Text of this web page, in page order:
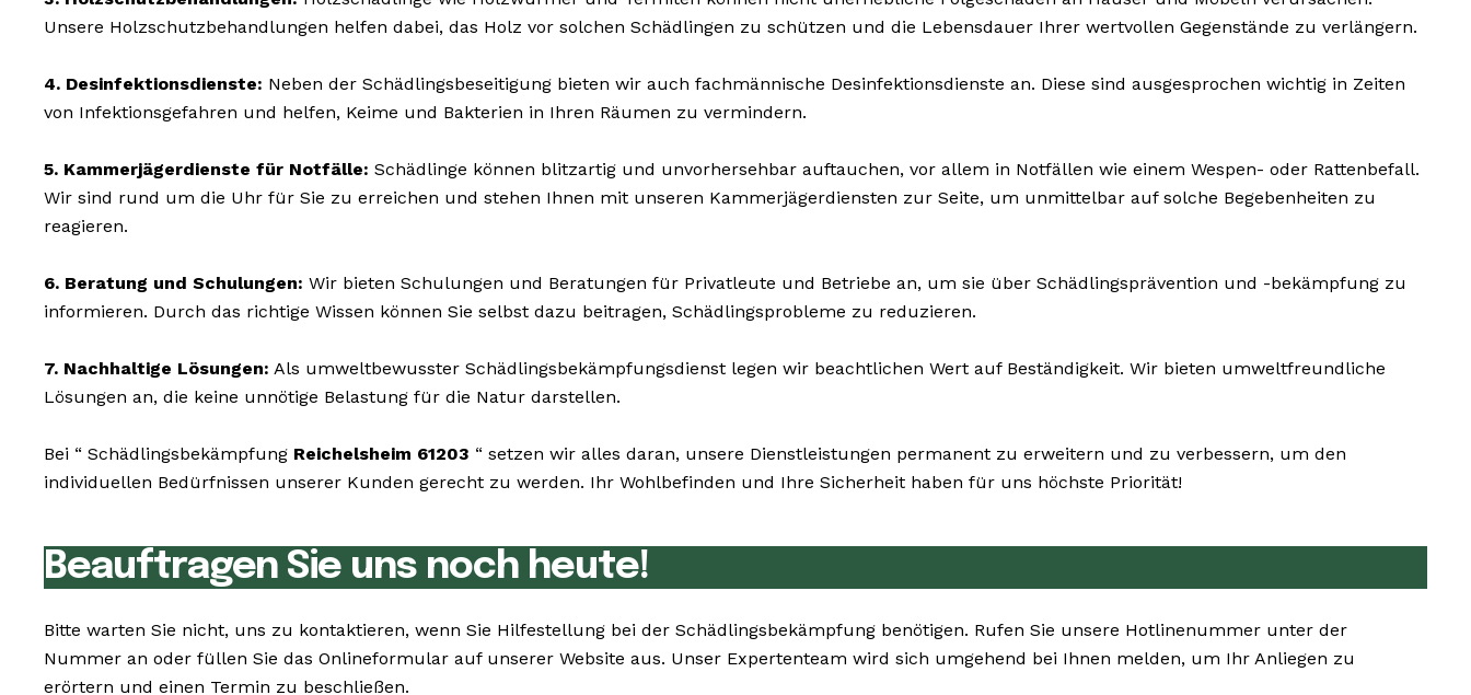
Unsere Holzschutzbehandlungen helfen dabei, das Holz vor solchen Schädlingen zu schützen und die Lebensdauer Ihrer wertvollen Gegenstände zu verlängern.
4. Desinfektionsdienste: Neben der Schädlingsbeseitigung bieten wir auch fachmännische Desinfektionsdienste an. Diese sind ausgesprochen wichtig in Zeiten
von Infektionsgefahren und helfen, Keime und Bakterien in Ihren Räumen zu vermindern.
5. Kammerjägerdienste für Notfälle: Schädlinge können blitzartig und unvorhersehbar auftauchen, vor allem in Notfällen wie einem Wespen- oder Rattenbefall.
Wir sind rund um die Uhr für Sie zu erreichen und stehen Ihnen mit unseren Kammerjägerdiensten zur Seite, um unmittelbar auf solche Begebenheiten zu
reagieren.
6. Beratung und Schulungen: Wir bieten Schulungen und Beratungen für Privatleute und Betriebe an, um sie über Schädlingsprävention und -bekämpfung zu
informieren. Durch das richtige Wissen können Sie selbst dazu beitragen, Schädlingsprobleme zu reduzieren.
7. Nachhaltige Lösungen: Als umweltbewusster Schädlingsbekämpfungsdienst legen wir beachtlichen Wert auf Beständigkeit. Wir bieten umweltfreundliche
Lösungen an, die keine unnötige Belastung für die Natur darstellen.
Bei “ Schädlingsbekämpfung Reichelsheim 61203 “ setzen wir alles daran, unsere Dienstleistungen permanent zu erweitern und zu verbessern, um den
individuellen Bedürfnissen unserer Kunden gerecht zu werden. Ihr Wohlbefinden und Ihre Sicherheit haben für uns höchste Priorität!
Beauftragen Sie uns noch heute!
Bitte warten Sie nicht, uns zu kontaktieren, wenn Sie Hilfestellung bei der Schädlingsbekämpfung benötigen. Rufen Sie unsere Hotlinenummer unter der
Nummer an oder füllen Sie das Onlineformular auf unserer Website aus. Unser Expertenteam wird sich umgehend bei Ihnen melden, um Ihr Anliegen zu
erörtern und einen Termin zu beschließen.